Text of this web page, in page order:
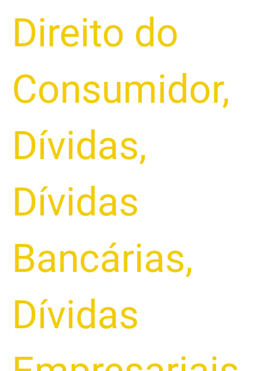
Direito do
Consumidor,
Dívidas,
Dívidas
Bancárias,
Dívidas